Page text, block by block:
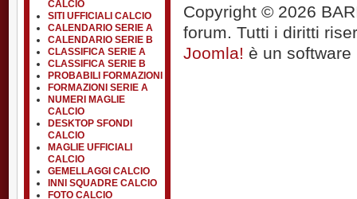
CALCIO
SITI UFFICIALI CALCIO
CALENDARIO SERIE A
CALENDARIO SERIE B
CLASSIFICA SERIE A
CLASSIFICA SERIE B
PROBABILI FORMAZIONI
FORMAZIONI SERIE A
NUMERI MAGLIE
CALCIO
DESKTOP SFONDI
CALCIO
MAGLIE UFFICIALI
CALCIO
GEMELLAGGI CALCIO
INNI SQUADRE CALCIO
FOTO CALCIO
Copyright © 2026
forum. Tutti i diritti
Joomla! è un